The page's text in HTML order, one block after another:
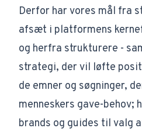
Derfor har vores mål fra
afsæt i platformens
og herfra strukturere -
strategi, der vil løfte
de emner og søgninger,
menneskers gave-behov;
brands og guides til valg